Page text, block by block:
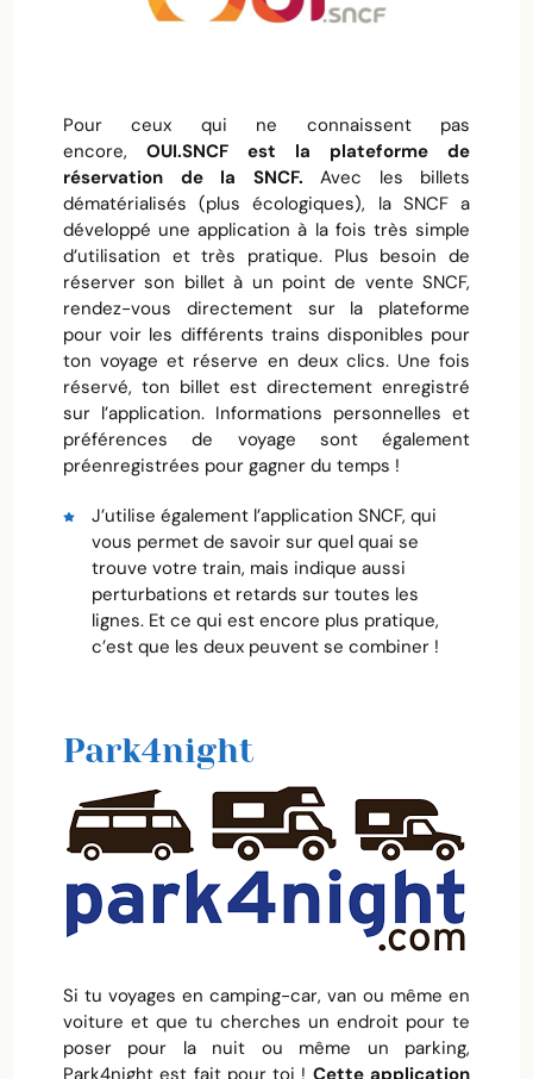
Pour ceux qui ne connaissent pas
encore, OUI.SNCF est la plateforme de
réservation de la SNCF. Avec les billets
dématérialisés (plus écologiques), la SNCF a
développé une application à la fois très simple
d’utilisation et très pratique. Plus besoin de
réserver son billet à un point de vente SNCF,
rendez-vous directement sur la plateforme
pour voir les différents trains disponibles pour
ton voyage et réserve en deux clics. Une fois
réservé, ton billet est directement enregistré
sur l’application. Informations personnelles et
préférences de voyage sont également
préenregistrées pour gagner du temps !
J’utilise également l’application SNCF, qui
vous permet de savoir sur quel quai se
trouve votre train, mais indique aussi
perturbations et retards sur toutes les
lignes. Et ce qui est encore plus pratique,
c’est que les deux peuvent se combiner !
Park4night
Si tu voyages en camping-car, van ou même en
voiture et que tu cherches un endroit pour te
poser pour la nuit ou même un parking,
Park4night est fait pour toi ! Cette application